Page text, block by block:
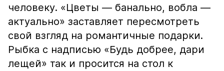
человеку. «Цветы — банально, вобла —
актуально» заставляет пересмотреть
свой взгляд на романтичные подарки.
Рыбка с надписью «Будь добрее, дари
лещей» так и просится на стол к